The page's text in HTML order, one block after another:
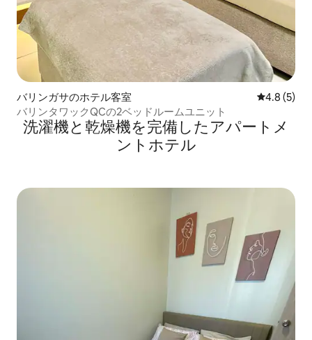
バリンガサのホテル客室 レビュー5
4.8 (5)
バリンタワックQCの2ベッドルームユニット
洗濯機と乾燥機を完備したアパートメ
ントホテル